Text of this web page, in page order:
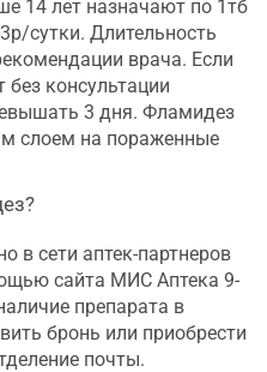
14 лет назначают по 1тб
сутки. Длительность
врача. Если
консультации
3 дня. Фламидез
слоем на пораженные
в сети аптек-партнеров
сайта МИС Аптека 9-
препарата в
бронь или приобрести
почты.